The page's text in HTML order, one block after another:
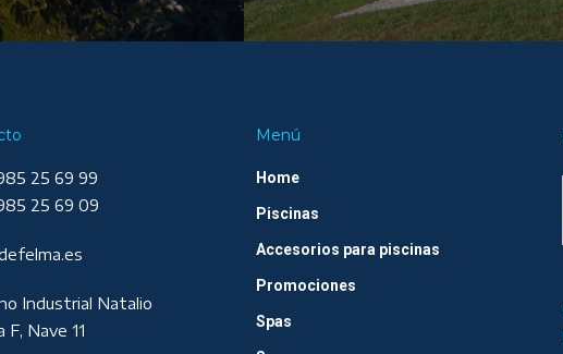
25 69 99
25 69 09
Industrial Natalio
F, Nave 11
Menú
Home
Piscinas
Accesorios para piscinas
Promociones
Spas